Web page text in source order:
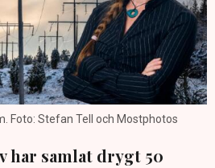
Foto: Stefan Tell och Mostphotos
har samlat drygt 50